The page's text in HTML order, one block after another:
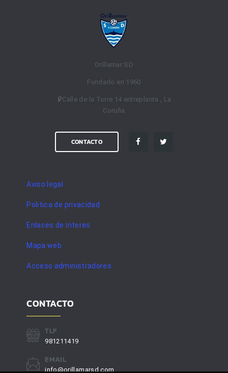
Orillamar SD
Fundado en 1960
Calle de la Torre 14 entreplanta , La
Coruña
CONTACTO
Aviso legal
Politica de privacidad
Enlaces de interes
Mapa web
Acceso administradores
CONTACTO
TLF
981211419
EMAIL
info@orillamarsd.com